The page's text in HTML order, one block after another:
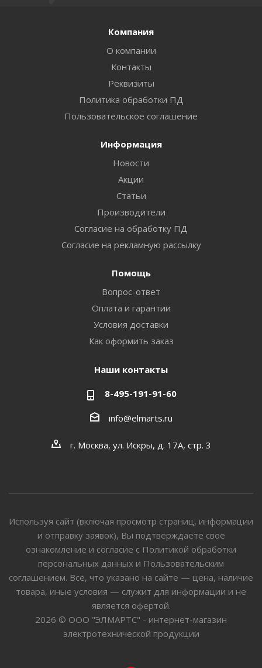
Компания
О компании
Контакты
Реквизиты
Политика обработки ПД
Пользовательское соглашение
Информация
Новости
Акции
Статьи
Производители
Согласие на обработку ПД
Согласие на рекламную рассылку
Помощь
Вопрос-ответ
Оплата и гарантии
Условия доставки
Как оформить заказ
Наши контакты
8-495-191-91-60
info@elmarts.ru
г. Москва, ул. Искры, д. 17А, стр. 3
Используя сайт (включая просмотр страниц, информации
и отправку заявок), Вы подтверждаете своё
ознакомление и согласие с Политикой обработки
персональных данных и Пользовательским
соглашением. Всё, что указано на сайте — цена, наличие
товара, иные условия — служит для информации и не
является офертой.
2026 © ООО "ЭЛМАРТС" - интернет-магазин
электротехнической продукции